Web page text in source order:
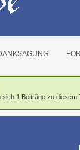
sich 1 Beiträge zu